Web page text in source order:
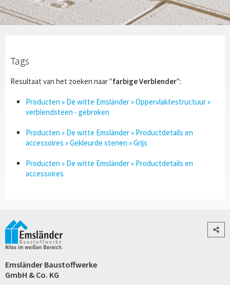
Tags
Resultaat van het zoeken naar "farbige Verblender":
Producten » De witte Emsländer » Oppervlaktestructuur »
verblendsteen - gebroken
Producten » De witte Emsländer » Productdetails en
accessoires » Gekleurde stenen » Grijs
Producten » De witte Emsländer » Productdetails en
accessoires
Emsländer Baustoffwerke
GmbH & Co. KG